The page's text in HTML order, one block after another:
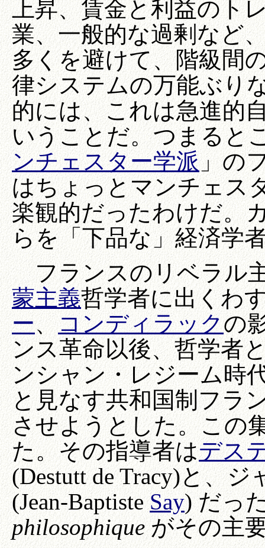
上昇、賃金と利益のト
業、一般的な過剰など
多くを避けて、階級間
律システムの万能ぶり
的には、これは急進的
いうことだ。つまると
ンチェスター学派」の
はちょっとマンチェス
楽観的だったわけだ。
らを「下品な」経済学
フランスのリベラル
蒙主義哲学者に出くわ
ー、コンディラックの
ンス革命以後、哲学者
ンシャン・レジーム時
と見なす共和国制フラ
させようとした。この
た。その指導者はデス
(Destutt de Tracy)と、
(Jean-BaptisteSay) だっ
philosophiqueがその主